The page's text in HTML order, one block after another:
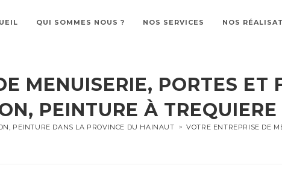
QUI SOMMES NOUS ? NOS SERVICES NOS
MENUISERIE, PORTES ET
PEINTURE À TREQUIERE
PEINTURE DANS LA PROVINCE DU HAINAUT > VOTRE ENTREPRISE DE